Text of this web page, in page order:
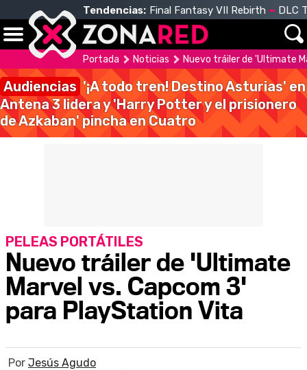
Tendencias: Final Fantasy VII Rebirth DLC
Portada Noticias Nuevo tráiler de 'Ultimate
Audiencias '¡A todo tren! Destino Asturias' en
Antena 3 lidera y 'Harry Potter y el prisionero
de Azkaban' pincha en Cuatro
Nuevo tráiler de 'Ultimate
Marvel vs. Capcom 3'
para PlayStation Vita
PELEAS PORTÁTILES
Por Jesús Agudo